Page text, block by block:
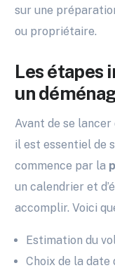
sur une
ou propriétaire.
Les étapes
un
Avant de se lancer
il est essentiel de
commence par la
un calendrier et
accomplir. Voici
Estimation du
Choix de la date